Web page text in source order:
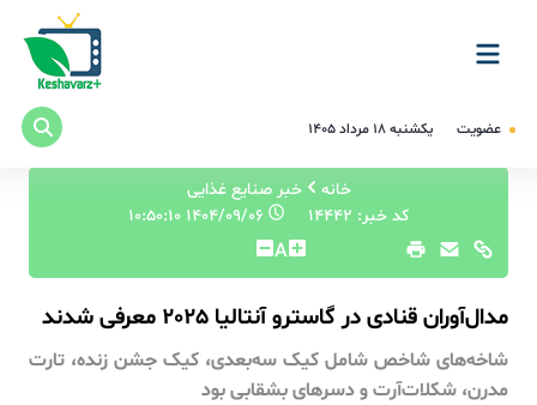
عضویت یکشنبه ۱۸ مرداد ۱۴۰۵
خانه
خبر صنایع غذایی
کد خبر: 14442
A
مدال‌آوران قنادی در گاسترو آنتالیا 2025 معرفی شدند
شاخه‌های شاخص شامل کیک سه‌بعدی، کیک جشن زنده، تارت
مدرن، شکلات‌آرت و دسرهای بشقابی بود